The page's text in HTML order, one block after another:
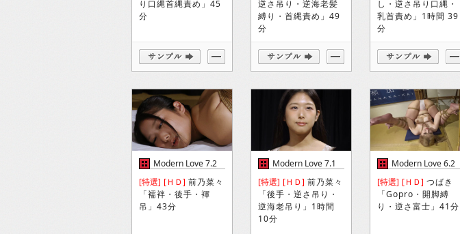
り口縄首縄責め」45
分
逆さ吊り・逆海老髪
縛り・首縄責め」49
分
し・逆さ吊り口縄・
乳首責め」1時間 39
分
Modern Love 7.2
[特選] [ＨＤ] 前乃菜々
「襦袢・後手・褌
吊」43分
Modern Love 7.1
[特選] [ＨＤ] 前乃菜々
「後手・逆さ吊り・
逆海老吊り」1時間
10分
Modern Love 6.2
[特選] [ＨＤ] つばき
「Gopro・開脚縛
り・逆さ富士」41分